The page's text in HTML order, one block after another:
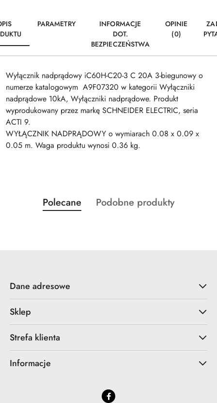
PARAMETRY
INFORMACJE
DOT.
BEZPIECZEŃSTWA
OPINIE
(0)
Wyłącznik nadprądowy iC60H-C20-3 C 20A 3-biegunowy o
numerze katalogowym A9F07320 w kategorii Wyłączniki
nadprądowe 10kA, Wyłączniki nadprądowe. Produkt
wyprodukowany przez markę SCHNEIDER ELECTRIC, seria
ACTI 9.
WYŁĄCZNIK NADPRĄDOWY o wymiarach 0.08 x 0.09 x
0.05 m. Waga produktu wynosi 0.36 kg.
Pomiń karuzelę produktów
Produkty
o
Polecane
Produkty
Podobne produkty
Dane adresowe
Sklep
Strefa klienta
Informacje